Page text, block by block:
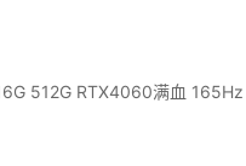
512G RTX4060满血